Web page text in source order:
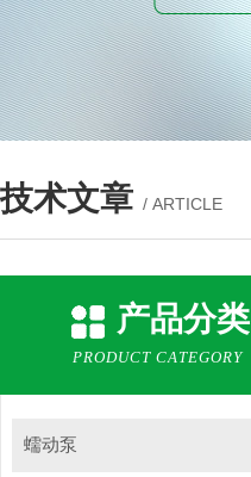
技术文章 / ARTICLE
产品分类
PRODUCT CATEGORY
蠕动泵